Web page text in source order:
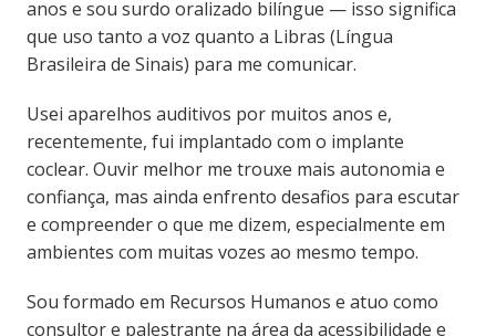
anos e sou surdo oralizado bilíngue — isso significa
que uso tanto a voz quanto a Libras (Língua
Brasileira de Sinais) para me comunicar.
Usei aparelhos auditivos por muitos anos e,
recentemente, fui implantado com o implante
coclear. Ouvir melhor me trouxe mais autonomia e
confiança, mas ainda enfrento desafios para escutar
e compreender o que me dizem, especialmente em
ambientes com muitas vozes ao mesmo tempo.
Sou formado em Recursos Humanos e atuo como
consultor e palestrante na área da acessibilidade e